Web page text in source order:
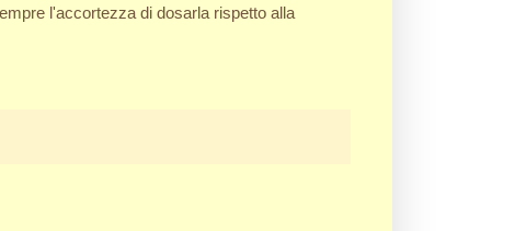
l'accortezza di dosarla rispetto alla